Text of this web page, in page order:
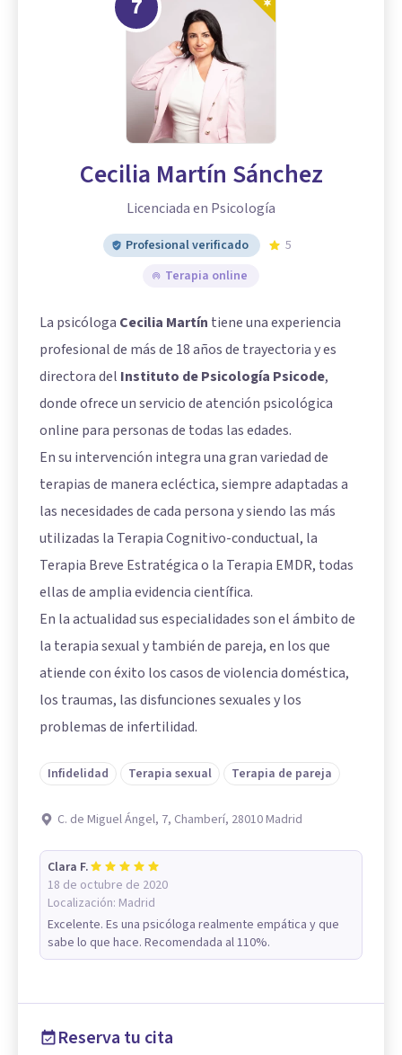
7
Cecilia Martín Sánchez
Licenciada en Psicología
Profesional verificado
5
Terapia online
La psicóloga Cecilia Martín tiene una experiencia
profesional de más de 18 años de trayectoria y es
directora del Instituto de Psicología Psicode,
donde ofrece un servicio de atención psicológica
online para personas de todas las edades.
En su intervención integra una gran variedad de
terapias de manera ecléctica, siempre adaptadas a
las necesidades de cada persona y siendo las más
utilizadas la Terapia Cognitivo-conductual, la
Terapia Breve Estratégica o la Terapia EMDR, todas
ellas de amplia evidencia científica.
En la actualidad sus especialidades son el ámbito de
la terapia sexual y también de pareja, en los que
atiende con éxito los casos de violencia doméstica,
los traumas, las disfunciones sexuales y los
problemas de infertilidad.
Infidelidad Terapia sexual Terapia de pareja
C. de Miguel Ángel, 7, Chamberí, 28010 Madrid
Clara F.
18 de octubre de 2020
Localización: Madrid
Excelente. Es una psicóloga realmente empática y que
sabe lo que hace. Recomendada al 110%.
Reserva tu cita